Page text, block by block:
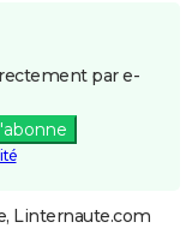
par e-
Linternaute.com